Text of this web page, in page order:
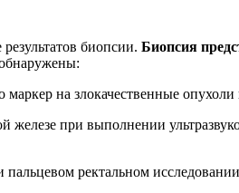
биопсии. Биопсия
на злокачественные опухоли
железе при выполнении
ректальном исследовании